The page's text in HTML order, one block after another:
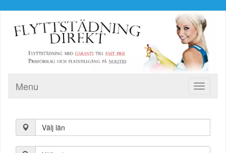
Toggle
Menu
Välj län